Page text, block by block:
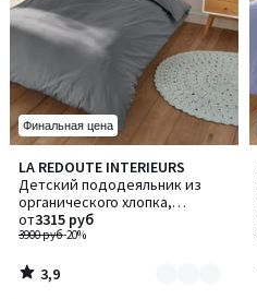
Финальная цена
LA REDOUTE INTERIEURS
Детский пододеяльник из
органического хлопка,
Scenario / Сценарио
3900 руб-20%
от3315 руб
3,9
/ 5
Количество
цветов:
2
3,9
/